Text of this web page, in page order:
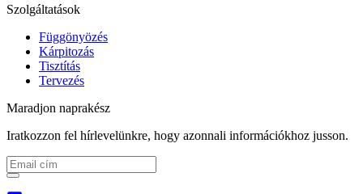
Szolgáltatások
Függönyözés
Kárpitozás
Tisztítás
Tervezés
Maradjon naprakész
Iratkozzon fel hírlevelünkre, hogy azonnali információkhoz jusson.